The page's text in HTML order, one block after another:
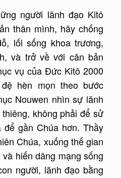
người lãnh đạo Kitô
thân mình, hãy chống
lối sống khoa trương,
và trở về với căn bản
vụ của Đức Kitô 2000
hèn mọn theo bước
Nouwen nhìn sự lãnh
không phải để sử
gần Chúa hơn. Thầy
Chúa, xuống thế gian
hiến dâng mạng sống
người, lãnh đạo bằng